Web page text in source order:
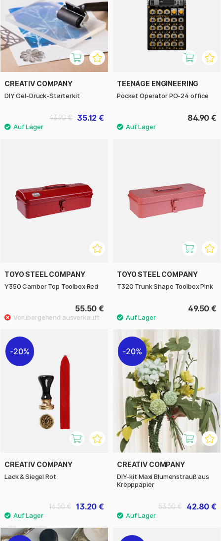
CREATIV COMPANY
DIY Gel-Druck-Starterkit
35.12 €
43.90 €
TEENAGE ENGINEERING
Pocket Operator PO-24 office
84.90 €
TOYO STEEL COMPANY
Y350 Camber Top Toolbox Red
55.50 €
TOYO STEEL COMPANY
T320 Trunk Shape Toolbox Pink
49.50 €
20%
CREATIV COMPANY
Lack & Siegel Rot
13.20 €
16.50 €
20%
CREATIV COMPANY
DIY-kit Maxi Blumenstrauß aus
Krepppapier
42.80 €
53.50 €